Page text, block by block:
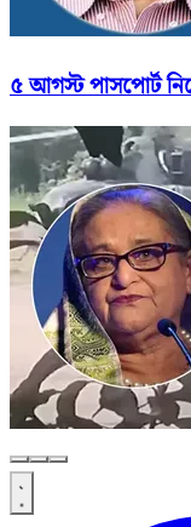
৫ আগস্ট পাসপোর্ট